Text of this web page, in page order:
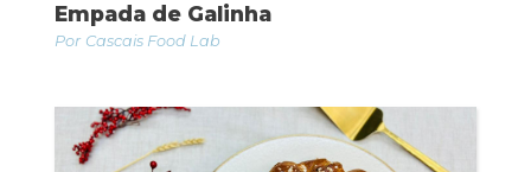
Empada de Galinha
Cascais Food Lab